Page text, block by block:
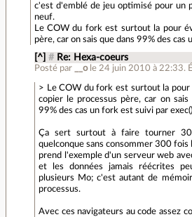
c'est d'emblé de jeu optimisé pour un
neuf.
Le COW du fork est surtout la pour
père, car on sais que dans 99% des cas
[^] # Re: Hexa-coeurs
Posté par __o le 24 juin 2010 à 22:33.
> Le COW du fork est surtout la
copier le processus père, car on sais
99% des cas un fork est suivi par
Ça sert surtout à faire tourner
quelconque sans consommer 300 fois
prend l'exemple d'un serveur web
et les données jamais réécrites
plusieurs Mo; c'est autant de
processus.
Avec ces navigateurs au code assez